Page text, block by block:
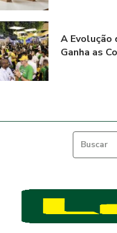
A Evolução
Ganha as